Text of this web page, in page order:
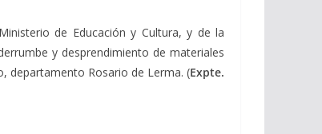
de Educación y Cultura, y de la
y desprendimiento de materiales
departamento Rosario de Lerma. (Expte.